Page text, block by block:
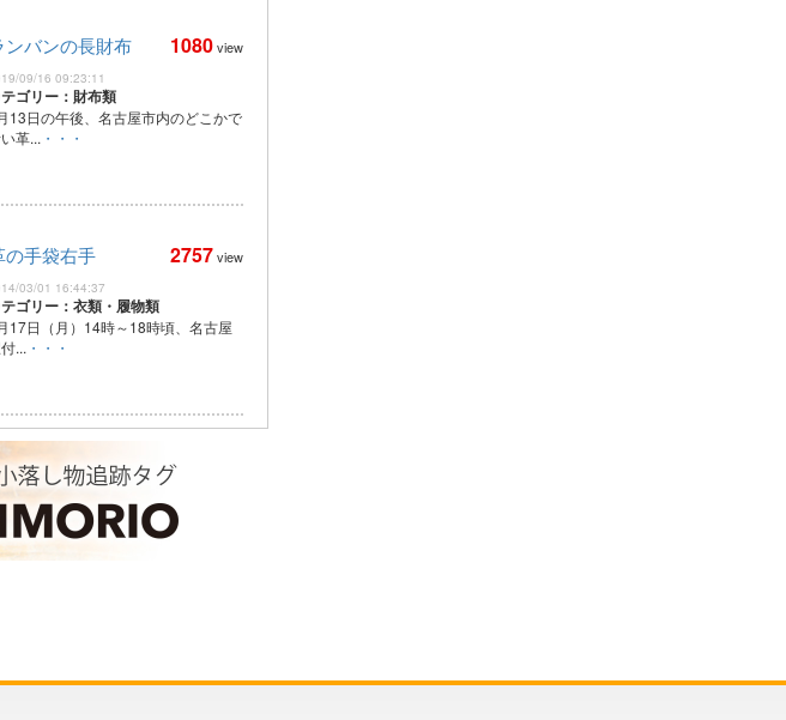
バンの長財布 1080view
09/16 09:23:11
ゴリー：財布類
13日の午後、名古屋市内のどこかで
革... ・・・
の手袋右手 2757view
03/01 16:44:37
ゴリー：衣類・履物類
17日（月）14時～18時頃、名古屋
... ・・・